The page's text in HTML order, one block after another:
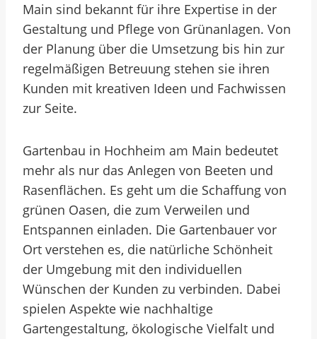
Main sind bekannt für ihre Expertise in der
Gestaltung und Pflege von Grünanlagen. Von
der Planung über die Umsetzung bis hin zur
regelmäßigen Betreuung stehen sie ihren
Kunden mit kreativen Ideen und Fachwissen
zur Seite.
Gartenbau in Hochheim am Main bedeutet
mehr als nur das Anlegen von Beeten und
Rasenflächen. Es geht um die Schaffung von
grünen Oasen, die zum Verweilen und
Entspannen einladen. Die Gartenbauer vor
Ort verstehen es, die natürliche Schönheit
der Umgebung mit den individuellen
Wünschen der Kunden zu verbinden. Dabei
spielen Aspekte wie nachhaltige
Gartengestaltung, ökologische Vielfalt und